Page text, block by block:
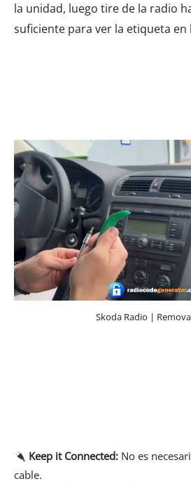
la unidad, luego tire de la radio
suficiente para ver la etiqueta
Skoda Radio |
Keep it Connected:No es
cable.